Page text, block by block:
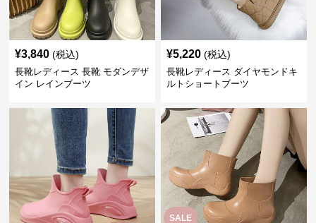
¥3,840 (税込)
長靴レディース 長靴 モダンデザ
イン レインブーツ
¥5,220 (税込)
長靴レディース ダイヤモンドキ
ルトショートブーツ
SALE